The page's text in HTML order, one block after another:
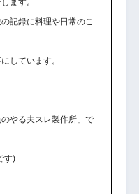
ます。
記録に料理や日常のこ
しています。
やる夫スレ製作所」で
す)